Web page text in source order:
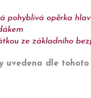
pohyblivá opěrka
ze základního
uvedena dle tohoto